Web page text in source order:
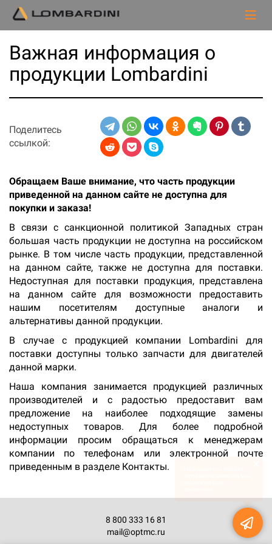
Важная информация о
продукции Lombardini
Поделитесь
ссылкой:
Обращаем Ваше внимание, что часть продукции
приведенной на данном сайте не доступна для
покупки и заказа!
В связи с санкционной политикой Западных стран
большая часть продукции не доступна на российском
рынке. В том числе часть продукции, представленной
на данном сайте, также не доступна для поставки.
Недоступная для поставки продукция, представлена
на данном сайте для возможности предоставить
нашим посетителям доступные аналоги и
альтернативы данной продукции.
В случае с продукцией компании Lombardini для
поставки доступны только запчасти для двигателей
данной марки.
Наша компания занимается продукцией различных
производителей и с радостью предоставит вам
предложение на наиболее подходящие замены
недоступных товаров. Для более подробной
информации просим обращаться к менеджерам
компании по телефонам или электронной почте
приведенным в разделе Контакты.
8 800 333 16 81
mail@optmc.ru